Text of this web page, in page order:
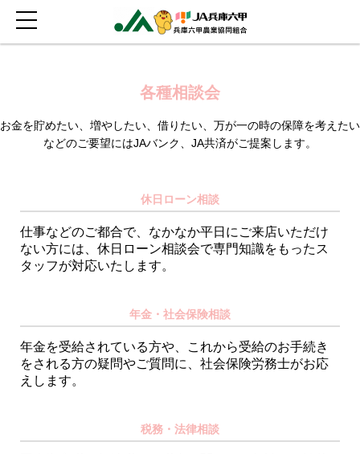
各種相談会
お金を貯めたい、増やしたい、借りたい、万が一の時の保障を考えたい
などのご要望にはJAバンク、JA共済がご提案します。
休日ローン相談
仕事などのご都合で、なかなか平日にご来店いただけ
ない方には、休日ローン相談会で専門知識をもったス
タッフが対応いたします。
年金・社会保険相談
年金を受給されている方や、これから受給のお手続き
をされる方の疑問やご質問に、社会保険労務士がお応
えします。
税務・法律相談